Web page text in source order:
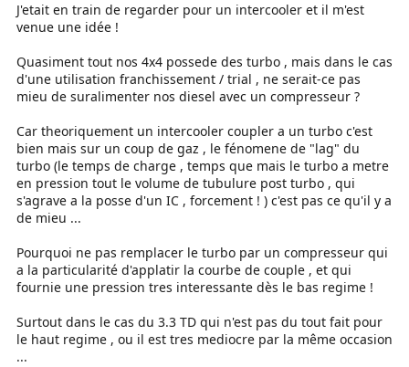
J'etait en train de regarder pour un intercooler et il m'est
venue une idée !
Quasiment tout nos 4x4 possede des turbo , mais dans le cas
d'une utilisation franchissement / trial , ne serait-ce pas
mieu de suralimenter nos diesel avec un compresseur ?
Car theoriquement un intercooler coupler a un turbo c'est
bien mais sur un coup de gaz , le fénomene de "lag" du
turbo (le temps de charge , temps que mais le turbo a metre
en pression tout le volume de tubulure post turbo , qui
s'agrave a la posse d'un IC , forcement ! ) c'est pas ce qu'il y a
de mieu ...
Pourquoi ne pas remplacer le turbo par un compresseur qui
a la particularité d'applatir la courbe de couple , et qui
fournie une pression tres interessante dès le bas regime !
Surtout dans le cas du 3.3 TD qui n'est pas du tout fait pour
le haut regime , ou il est tres mediocre par la même occasion
...